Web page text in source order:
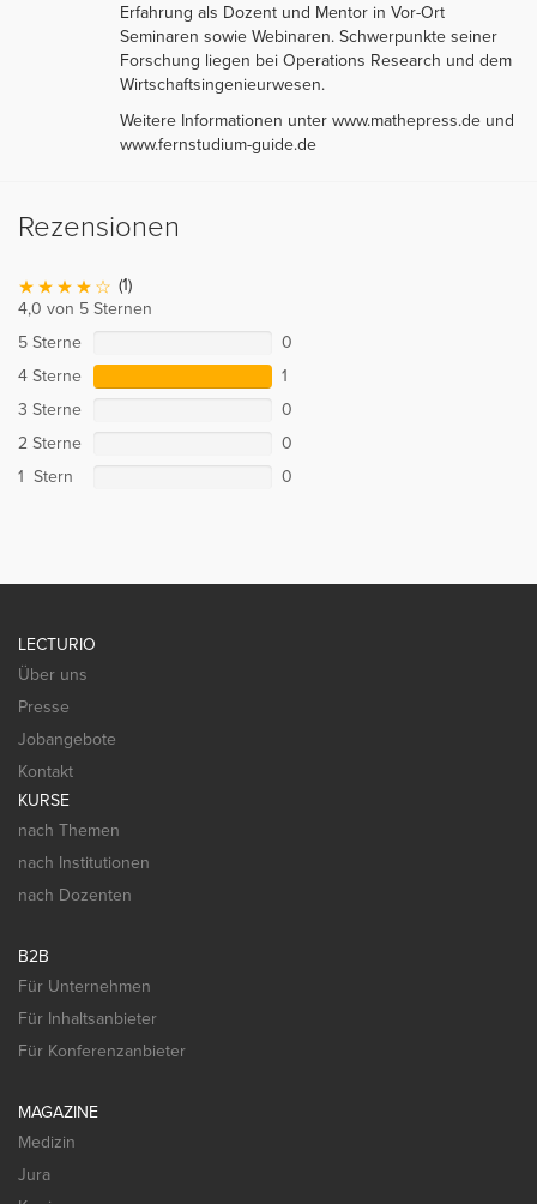
Erfahrung als Dozent und Mentor in Vor-Ort
Seminaren sowie Webinaren. Schwerpunkte seiner
Forschung liegen bei Operations Research und dem
Wirtschaftsingenieurwesen.
Weitere Informationen unter www.mathepress.de und
www.fernstudium-guide.de
Rezensionen
(1)
4,0 von 5 Sternen
5 Sterne
0
4 Sterne
1
3 Sterne
0
2 Sterne
0
1 Stern
0
LECTURIO
Über uns
Presse
Jobangebote
Kontakt
KURSE
nach Themen
nach Institutionen
nach Dozenten
B2B
Für Unternehmen
Für Inhaltsanbieter
Für Konferenzanbieter
MAGAZINE
Medizin
Jura